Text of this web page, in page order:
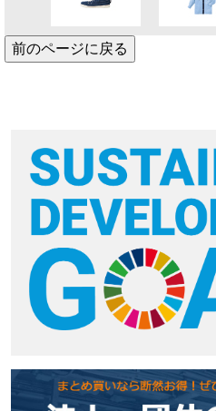
前のページに戻る